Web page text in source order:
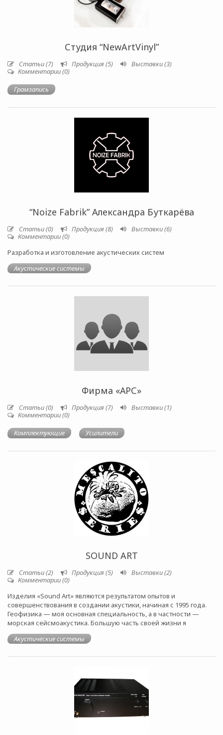
Студия “NewArtVinyl”
Статьи (7) Продукция (5)
Выставки (3)
Комментарии (0)
Грамзапись
“Noize Fabrik” Александра Буткарёва
Статьи (0) Продукция (8)
Выставки (6)
Комментарии (0)
Разработка и изготовление акустических систем
Акустические системы
Фирма «АРС»
Статьи (0) Продукция (7)
Выставки (1)
Комментарии (0)
Комплектующие
Усилители
SOUND ART
Статьи (2) Продукция (5)
Выставки (2)
Комментарии (0)
Изделия «Sound Art» являются результатом опытов и
совершенствования в создании акустики, начиная с 1995 года.
Геофизика — моя основная специальность, а в частности —
морская сейсмоакустика. Большую часть своей жизни я
Акустические системы